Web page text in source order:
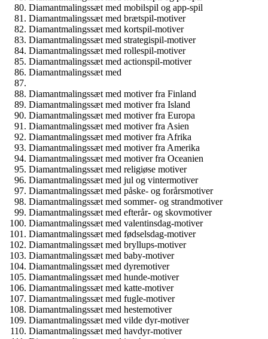
Diamantmalingssæt med mobilspil og app-spil
Diamantmalingssæt med brætspil-motiver
Diamantmalingssæt med kortspil-motiver
Diamantmalingssæt med strategispil-motiver
Diamantmalingssæt med rollespil-motiver
Diamantmalingssæt med actionspil-motiver
Diamantmalingssæt med
Diamantmalingssæt med motiver fra Finland
Diamantmalingssæt med motiver fra Island
Diamantmalingssæt med motiver fra Europa
Diamantmalingssæt med motiver fra Asien
Diamantmalingssæt med motiver fra Afrika
Diamantmalingssæt med motiver fra Amerika
Diamantmalingssæt med motiver fra Oceanien
Diamantmalingssæt med religiøse motiver
Diamantmalingssæt med jul og vintermotiver
Diamantmalingssæt med påske- og forårsmotiver
Diamantmalingssæt med sommer- og strandmotiver
Diamantmalingssæt med efterår- og skovmotiver
Diamantmalingssæt med valentinsdag-motiver
Diamantmalingssæt med fødselsdag-motiver
Diamantmalingssæt med bryllups-motiver
Diamantmalingssæt med baby-motiver
Diamantmalingssæt med dyremotiver
Diamantmalingssæt med hunde-motiver
Diamantmalingssæt med katte-motiver
Diamantmalingssæt med fugle-motiver
Diamantmalingssæt med hestemotiver
Diamantmalingssæt med vilde dyr-motiver
Diamantmalingssæt med havdyr-motiver